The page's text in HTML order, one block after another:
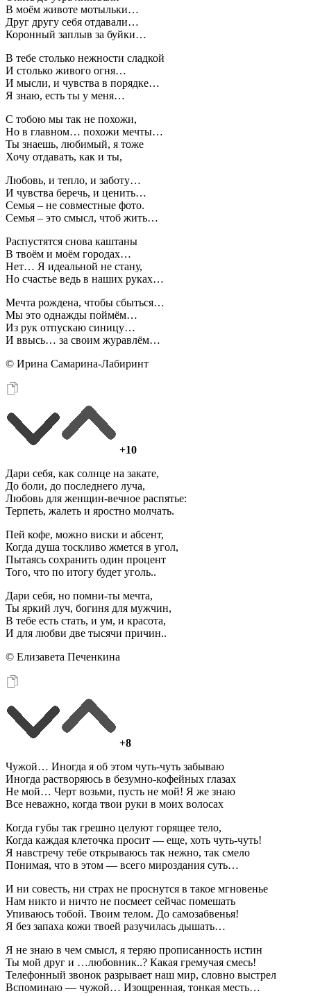
В моём животе мотыльки…
Друг другу себя отдавали…
Коронный заплыв за буйки…
В тебе столько нежности сладкой
И столько живого огня…
И мысли, и чувства в порядке…
Я знаю, есть ты у меня…
С тобою мы так не похожи,
Но в главном… похожи мечты…
Ты знаешь, любимый, я тоже
Хочу отдавать, как и ты,
Любовь, и тепло, и заботу…
И чувства беречь, и ценить…
Семья – не совместные фото.
Семья – это смысл, чтоб жить…
Распустятся снова каштаны
В твоём и моём городах…
Нет… Я идеальной не стану,
Но счастье ведь в наших руках…
Мечта рождена, чтобы сбыться…
Мы это однажды поймём…
Из рук отпускаю синицу…
И ввысь… за своим журавлём…
© Ирина Самарина-Лабиринт
+10
Дари себя, как солнце на закате,
До боли, до последнего луча,
Любовь для женщин-вечное распятье:
Терпеть, жалеть и яростно молчать.
Пей кофе, можно виски и абсент,
Когда душа тоскливо жмется в угол,
Пытаясь сохранить один процент
Того, что по итогу будет уголь..
Дари себя, но помни-ты мечта,
Ты яркий луч, богиня для мужчин,
В тебе есть стать, и ум, и красота,
И для любви две тысячи причин..
© Елизавета Печенкина
+8
Чужой… Иногда я об этом чуть-чуть забываю
Иногда растворяюсь в безумно-кофейных глазах
Не мой… Черт возьми, пусть не мой! Я же знаю
Все неважно, когда твои руки в моих волосах
Когда губы так грешно целуют горящее тело,
Когда каждая клеточка просит — еще, хоть чуть-чуть!
Я навстречу тебе открываюсь так нежно, так смело
Понимая, что в этом — всего мироздания суть…
И ни совесть, ни страх не проснутся в такое мгновенье
Нам никто и ничто не посмеет сейчас помешать
Упиваюсь тобой. Твоим телом. До самозабвенья!
Я без запаха кожи твоей разучилась дышать…
Я не знаю в чем смысл, я теряю прописанность истин
Ты мой друг и …любовник..? Какая гремучая смесь!
Телефонный звонок разрывает наш мир, словно выстрел
Вспоминаю — чужой… Изощренная, тонкая месть…